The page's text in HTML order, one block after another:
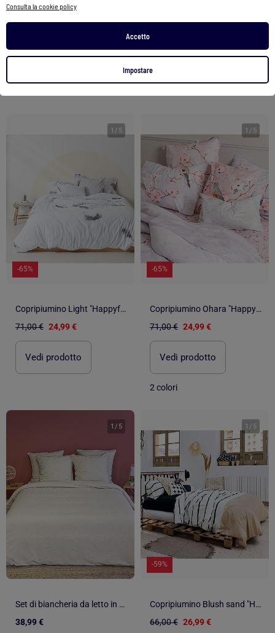
Consulta la cookie policy
Accetto
Impostare
Vedi prodotto
1 / 5
-65%
Copripiumino Light "Happyfriday
71,00 € 24,99 €
Vedi prodotto
1 / 5
-65%
Copripiumino Ohara "Happyfriday
71,00 € 24,99 €
Vedi prodotto
2 colori
1 / 5
Set di biancheria da letto in microfibra leopardata 3 pezzi, copertina + federe
38,99 €
1 / 5
-59%
Copripiumino Blush sand "Happyfriday
66,00 € 26,99 €